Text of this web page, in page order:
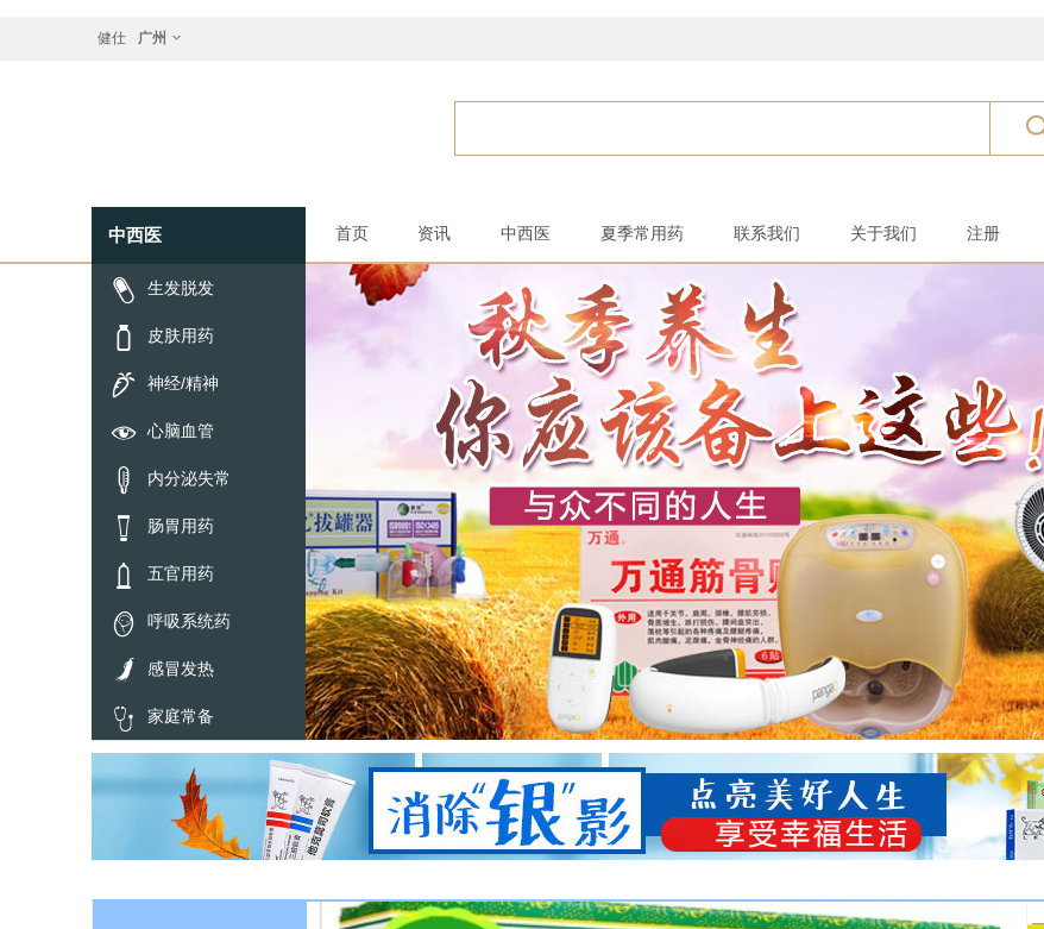
健仕 广州
中西医
 生发脱发
 皮肤用药
 神经/精神
 心脑血管
 内分泌失常
 肠胃用药
 五官用药
 呼吸系统药
 感冒发热
 家庭常备
首页 资讯 中西医 夏季常用药 联系我们 关于我们 注册